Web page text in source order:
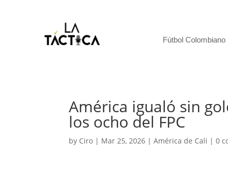
Fútbol Colombiano
América igualó sin
los ocho del FPC
by Ciro | Mar 25, 2026 |América de Cali |0